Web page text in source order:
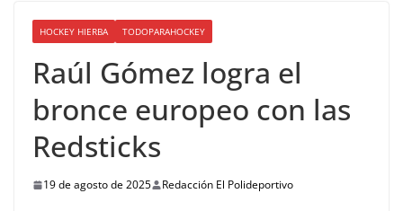
HOCKEY HIERBA TODOPARAHOCKEY
Raúl Gómez logra el
bronce europeo con las
Redsticks
19 de agosto de 2025 Redacción El Polideportivo